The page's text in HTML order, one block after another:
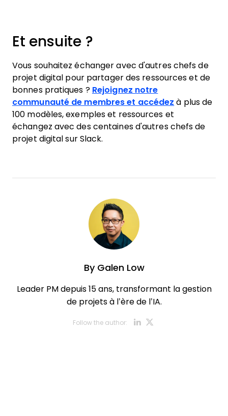
Et ensuite ?
Vous souhaitez échanger avec d'autres chefs de
projet digital pour partager des ressources et de
bonnes pratiques ? Rejoignez notre
communauté de membres et accédez à plus de
100 modèles, exemples et ressources et
échangez avec des centaines d'autres chefs de
projet digital sur Slack.
ByGalen Low
Leader PM depuis 15 ans, transformant la gestion
de projets à l’ère de l’IA.
Follow the author: Opens new